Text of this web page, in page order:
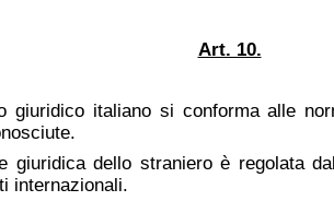
Art. 10.
giuridico italiano si conforma alle
giuridica dello straniero è regolata
internazionali.